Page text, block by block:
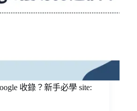
收錄？新手必學 site: